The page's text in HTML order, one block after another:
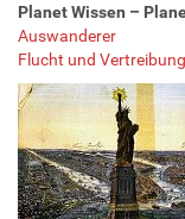
Planet Wissen –
Auswanderer
Flucht und Vertreibung